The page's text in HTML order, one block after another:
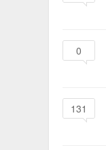
0
131